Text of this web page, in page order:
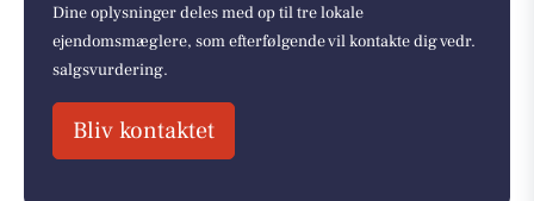
Dine oplysninger deles med op til tre lokale
ejendomsmæglere, som efterfølgende vil kontakte dig vedr.
salgsvurdering.
Bliv kontaktet